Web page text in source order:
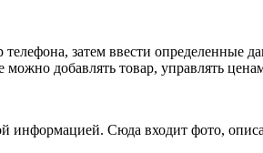
затем ввести
добавлять товар, управлять
информацией. Сюда входит фото,